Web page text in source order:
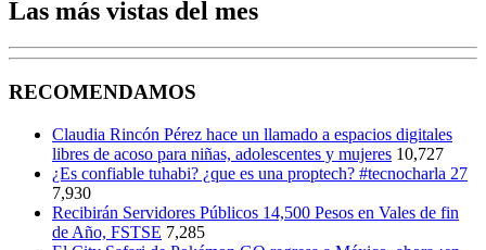
Las más vistas del mes
RECOMENDAMOS
Claudia Rincón Pérez hace un llamado a espacios digitales
libres de acoso para niñas, adolescentes y mujeres 10,727
¿Es confiable tuhabi? ¿que es una proptech? #tecnocharla 27
7,930
Recibirán Servidores Públicos 14,500 Pesos en Vales de fin
de Año, FSTSE 7,285